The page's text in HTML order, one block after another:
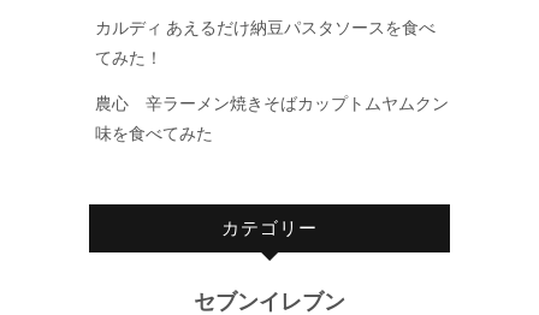
カルディ あえるだけ納豆パスタソースを食べ
てみた！
農心 辛ラーメン焼きそばカップトムヤムクン
味を食べてみた
カテゴリー
セブンイレブン